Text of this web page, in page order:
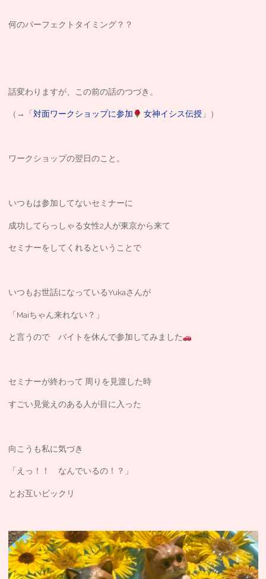
何のパーフェクトタイミング？？
話変わりますが、この前の話のつづき。
（→「 対面ワークショップに参加 女神イシス伝授」）
ワークショップの翌日のこと。
いつもは参加してないセミナーに
成功してらっしゃる女性2人が東京から来て
セミナーをしてくれるということで
いつもお世話になっているYukaさんが
「Maiちゃん来れない？」
と言うので バイトを休んで参加してみました
セミナーが終わって 周りを見渡した時
すごい見覚えのある人が目に入った
向こうも私に気づき
「えっ！！ なんでいるの！？」
とお互いビックリ